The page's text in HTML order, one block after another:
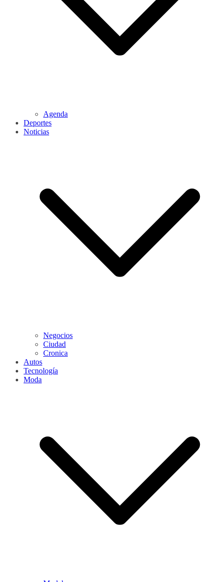
Agenda
Deportes
Noticias
Negocios
Ciudad
Cronica
Autos
Tecnología
Moda